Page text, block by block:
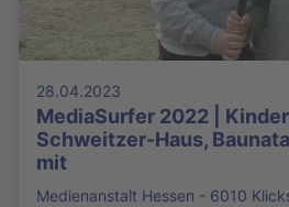
28.04.2023
MediaSurfer 2022 |
Schweitzer-Haus,
mit
Medienanstalt Hessen - 6010